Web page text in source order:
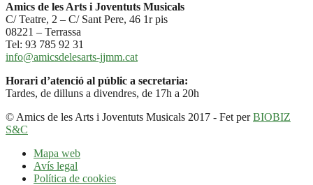
Amics de les Arts i Joventuts Musicals
C/ Teatre, 2 – C/ Sant Pere, 46 1r pis
08221 – Terrassa
Tel: 93 785 92 31
info@amicsdelesarts-jjmm.cat
Horari d’atenció al públic a secretaria:
Tardes, de dilluns a divendres, de 17h a 20h
© Amics de les Arts i Joventuts Musicals 2017 - Fet perBIOBIZ
S&C
Mapa web
Avís legal
Política de cookies